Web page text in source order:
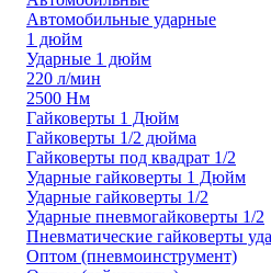
Автомобильные ударные
1 дюйм
Ударные 1 дюйм
220 л/мин
2500 Нм
Гайковерты 1 Дюйм
Гайковерты 1/2 дюйма
Гайковерты под квадрат 1/2
Ударные гайковерты 1 Дюйм
Ударные гайковерты 1/2
Ударные пневмогайковерты 1/2
Пневматические гайковерты
Оптом (пневмоинструмент)